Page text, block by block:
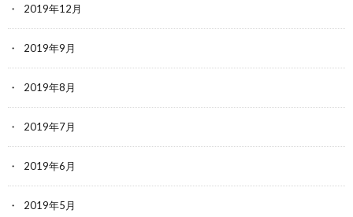
2019年12月
2019年9月
2019年8月
2019年7月
2019年6月
2019年5月